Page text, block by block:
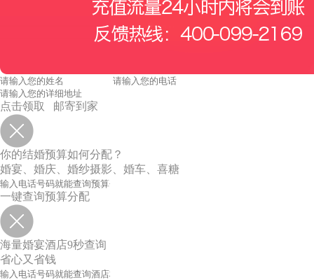
点击领取 邮寄到家
你的结婚预算如何分配？
婚宴、婚庆、婚纱摄影、婚车、喜糖
一键查询预算分配
海量婚宴酒店9秒查询
省心又省钱